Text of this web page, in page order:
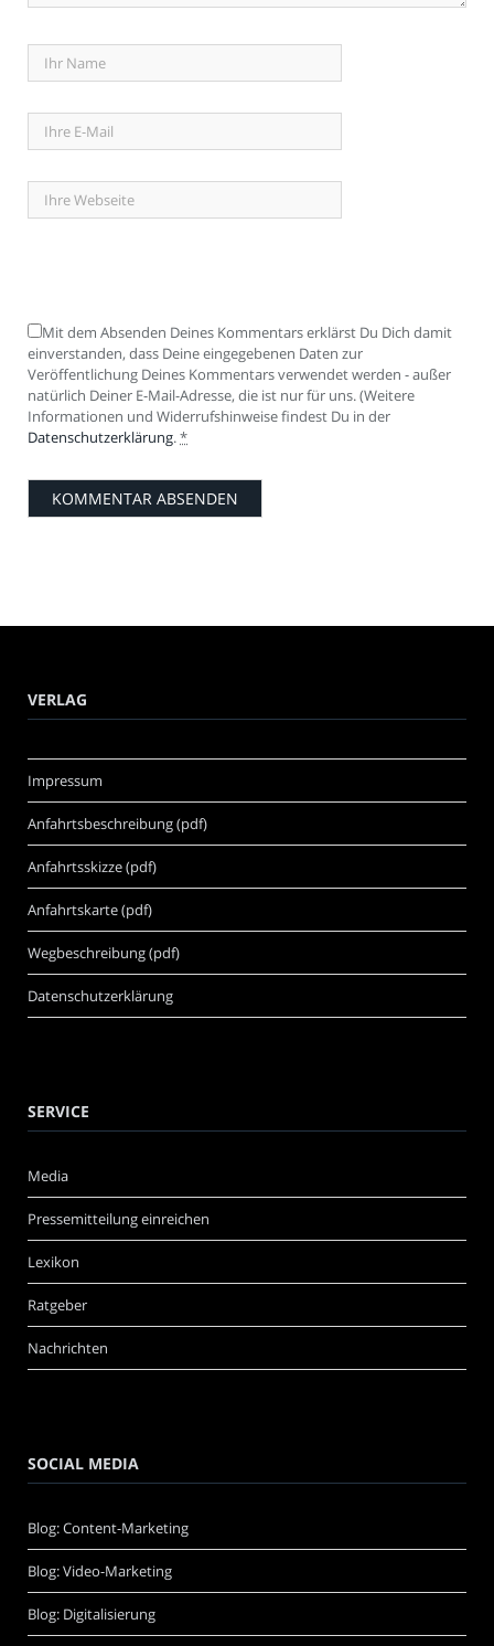
Mit dem Absenden Deines Kommentars erklärst Du Dich damit
einverstanden, dass Deine eingegebenen Daten zur
Veröffentlichung Deines Kommentars verwendet werden - außer
natürlich Deiner E-Mail-Adresse, die ist nur für uns. (Weitere
Informationen und Widerrufshinweise findest Du in der
Datenschutzerklärung.*
VERLAG
Impressum
Anfahrtsbeschreibung (pdf)
Anfahrtsskizze (pdf)
Anfahrtskarte (pdf)
Wegbeschreibung (pdf)
Datenschutzerklärung
SERVICE
Media
Pressemitteilung einreichen
Lexikon
Ratgeber
Nachrichten
SOCIAL MEDIA
Blog: Content-Marketing
Blog: Video-Marketing
Blog: Digitalisierung